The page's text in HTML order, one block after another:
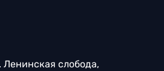
Ленинская слобода,